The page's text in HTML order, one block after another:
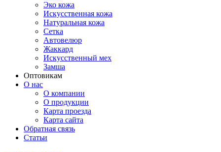
Эко кожа
Искусственная кожа
Натуральная кожа
Сетка
Автовелюр
Жаккард
Искусственный мех
Замша
Оптовикам
О нас
О компании
О продукции
Карта проезда
Карта сайта
Обратная связь
Статьи